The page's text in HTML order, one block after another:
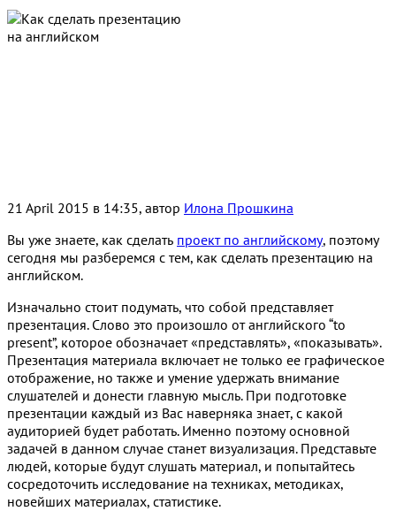
21 April 2015 в 14:35, автор Илона Прошкина
Вы уже знаете, как сделать проект по английскому, поэтому
сегодня мы разберемся с тем, как сделать презентацию на
английском.
Изначально стоит подумать, что собой представляет
презентация. Слово это произошло от английского “to
present”, которое обозначает «представлять», «показывать».
Презентация материала включает не только ее графическое
отображение, но также и умение удержать внимание
слушателей и донести главную мысль. При подготовке
презентации каждый из Вас наверняка знает, с какой
аудиторией будет работать. Именно поэтому основной
задачей в данном случае станет визуализация. Представьте
людей, которые будут слушать материал, и попытайтесь
сосредоточить исследование на техниках, методиках,
новейших материалах, статистике.